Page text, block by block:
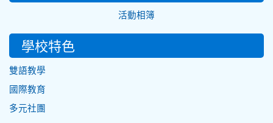
活動相簿
學校特色
雙語教學
國際教育
多元社團